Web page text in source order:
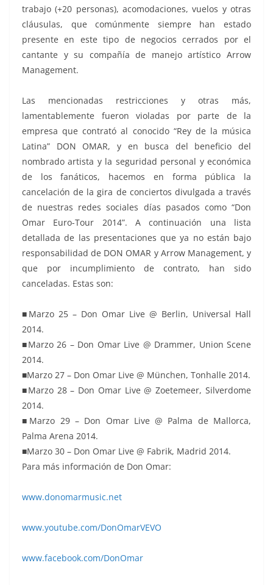
trabajo (+20 personas), acomodaciones, vuelos y otras
cláusulas, que comúnmente siempre han estado
presente en este tipo de negocios cerrados por el
cantante y su compañía de manejo artístico Arrow
Management.
Las mencionadas restricciones y otras más,
lamentablemente fueron violadas por parte de la
empresa que contrató al conocido “Rey de la música
Latina” DON OMAR, y en busca del beneficio del
nombrado artista y la seguridad personal y económica
de los fanáticos, hacemos en forma pública la
cancelación de la gira de conciertos divulgada a través
de nuestras redes sociales días pasados como “Don
Omar Euro-Tour 2014”. A continuación una lista
detallada de las presentaciones que ya no están bajo
responsabilidad de DON OMAR y Arrow Management, y
que por incumplimiento de contrato, han sido
canceladas. Estas son:
■Marzo 25 – Don Omar Live @ Berlin, Universal Hall
2014.
■Marzo 26 – Don Omar Live @ Drammer, Union Scene
2014.
■Marzo 27 – Don Omar Live @ München, Tonhalle 2014.
■Marzo 28 – Don Omar Live @ Zoetemeer, Silverdome
2014.
■Marzo 29 – Don Omar Live @ Palma de Mallorca,
Palma Arena 2014.
■Marzo 30 – Don Omar Live @ Fabrik, Madrid 2014.
Para más información de Don Omar:
www.donomarmusic.net
www.youtube.com/DonOmarVEVO
www.facebook.com/DonOmar